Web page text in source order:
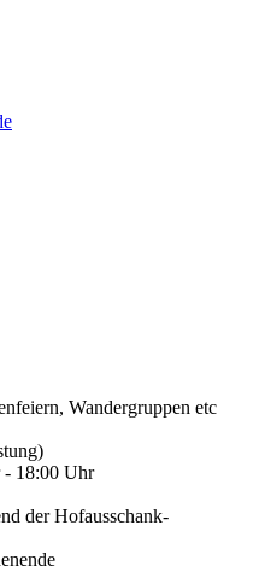
Wandergruppen etc
- 18:00 Uhr
der Hofausschank-